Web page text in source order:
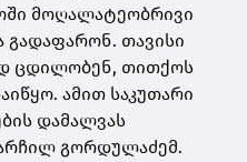
მოღალატეობრივი
თავისი
ცდილობენ, თითქოს
ამით საკუთარი
დამალვას
გორდულაძემ.